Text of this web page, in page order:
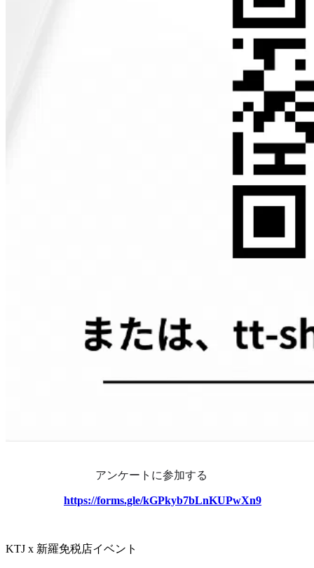
アンケートに参加する
https://forms.gle/kGPkyb7bLnKUPwXn9
KTJ x 新羅免税店イベント